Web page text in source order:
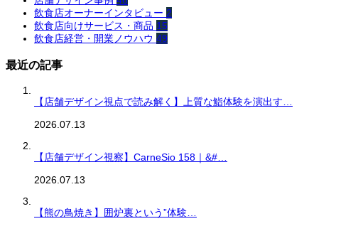
飲食店オーナーインタビュー 2
飲食店向けサービス・商品 15
飲食店経営・開業ノウハウ 49
最近の記事
【店舗デザイン視点で読み解く】上質な鮨体験を演出す…
2026.07.13
【店舗デザイン視察】CarneSio 158｜&#…
2026.07.13
【熊の鳥焼き】囲炉裏という”体験…